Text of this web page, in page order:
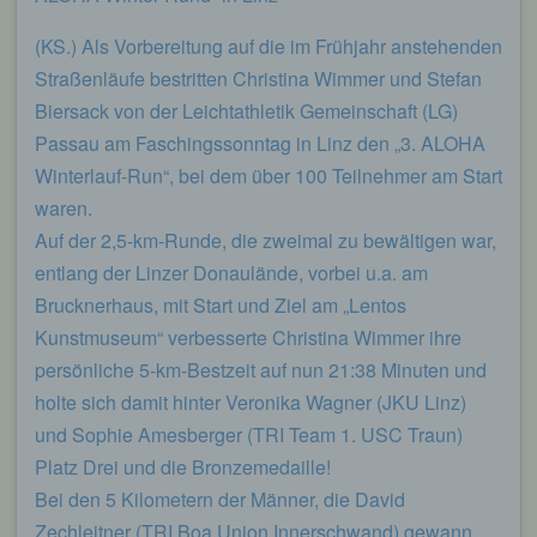
(KS.) Als Vorbereitung auf die im Frühjahr anstehenden
Straßenläufe bestritten Christina Wimmer und Stefan
Biersack von der Leichtathletik Gemeinschaft (LG)
Passau am Faschingssonntag in Linz den „3. ALOHA
Winterlauf-Run“, bei dem über 100 Teilnehmer am Start
waren.
Auf der 2,5-km-Runde, die zweimal zu bewältigen war,
entlang der Linzer Donaulände, vorbei u.a. am
Brucknerhaus, mit Start und Ziel am „Lentos
Kunstmuseum“ verbesserte Christina Wimmer ihre
persönliche 5-km-Bestzeit auf nun 21:38 Minuten und
holte sich damit hinter Veronika Wagner (JKU Linz)
und Sophie Amesberger (TRI Team 1. USC Traun)
Platz Drei und die Bronzemedaille!
Bei den 5 Kilometern der Männer, die David
Speicherung dieser Daten zur Absicherung des für
die Verarbeitung Verantwortlichen erforderlich.
Eine Weitergabe dieser Daten an Dritte erfolgt
grundsätzlich nicht, sofern keine gesetzliche
der Strafverfolgung dient.
freiwilliger Angabe personenbezogener Daten
dient dem für die Verarbeitung Verantwortlichen
dazu, der betroffenen Person Inhalte oder
Leistungen anzubieten, die aufgrund der Natur der
Sache nur registrierten Benutzern angeboten
werden können. Registrierten Personen steht die
Möglichkeit frei, die bei der Registrierung
jederzeit abzuändern oder vollständig aus dem
Datenbestand des für die Verarbeitung
Verantwortlichen löschen zu lassen.
Der für die Verarbeitung Verantwortliche erteilt
jeder betroffenen Person jederzeit auf Anfrage